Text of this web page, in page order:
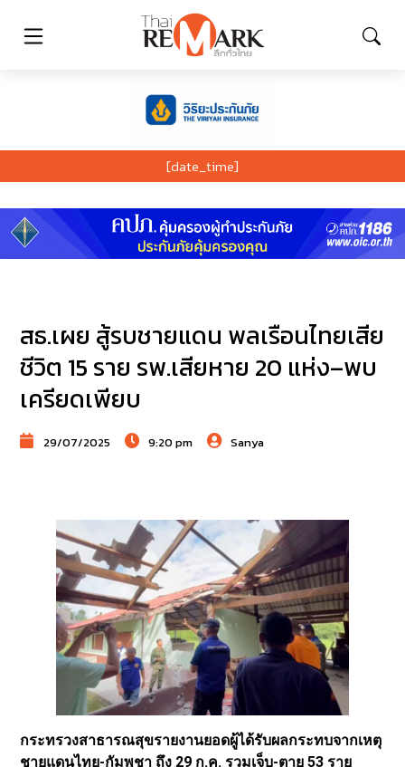
[date_time]
สธ.เผย สู้รบชายแดน พลเรือนไทยเสีย
ชีวิต 15 ราย รพ.เสียหาย 20 แห่ง–พบ
เครียดเพียบ
29/07/2025 9:20 pm Sanya
กระทรวงสาธารณสุขรายงานยอดผู้ได้รับผลกระทบจากเหตุ
ชายแดนไทย-กัมพูชา ถึง 29 ก.ค. รวมเจ็บ-ตาย 53 ราย